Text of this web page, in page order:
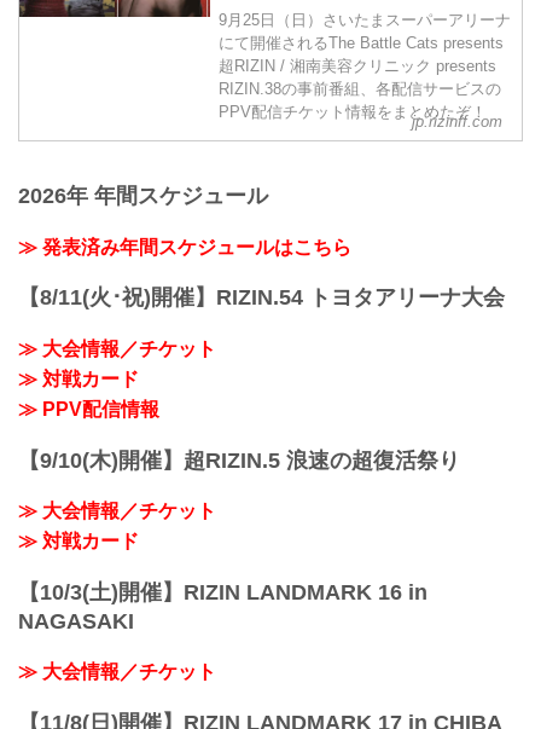
予定ですが、イベントの進行により前後
する場合がございます。予めご了承くだ
さい。
終了予定時間
20:00〜21:00頃
※試合内容、イベント進行によって終了
ご...
9月25日（日）さいたまスーパーアリーナ
にて開催されるThe Battle Cats presents
超RIZIN / 湘南美容クリニック presents
RIZIN.38の事前番組、各配信サービスの
PPV配信チケット情報をまとめたぞ！
jp.rizinff.com
2026年 年間スケジュール
≫ 発表済み年間スケジュールはこちら
【8/11(火･祝)開催】RIZIN.54 トヨタアリーナ大会
≫ 大会情報／チケット
≫ 対戦カード
≫ PPV配信情報
【9/10(木)開催】超RIZIN.5 浪速の超復活祭り
≫ 大会情報／チケット
≫ 対戦カード
【10/3(土)開催】RIZIN LANDMARK 16 in
NAGASAKI
≫ 大会情報／チケット
【11/8(日)開催】RIZIN LANDMARK 17 in CHIBA